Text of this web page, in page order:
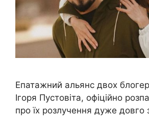
Епатажний альянс двох
Ігоря Пустовіта, офіційно
про їх розлучення дуже довго